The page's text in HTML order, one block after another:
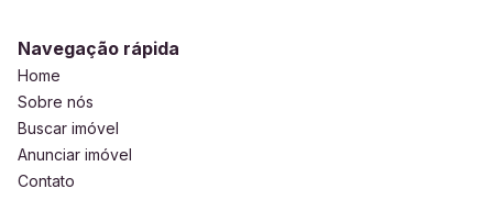
Navegação rápida
Home
Sobre nós
Buscar imóvel
Anunciar imóvel
Contato